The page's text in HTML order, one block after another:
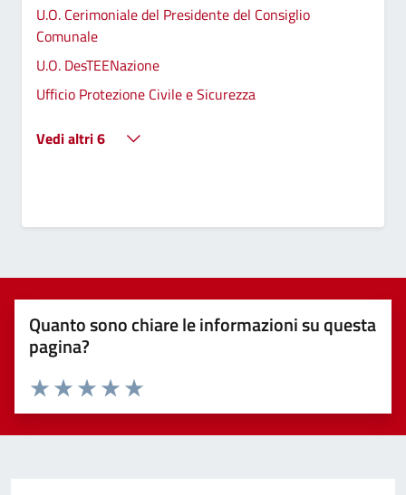
U.O. Cerimoniale del Presidente del Consiglio
Comunale
U.O. DesTEENazione
Ufficio Protezione Civile e Sicurezza
Vedi altri 6
Quanto sono chiare le informazioni su questa
pagina?
Valuta 5 stelle su 5
Valuta 4 stelle su 5
Valuta 3 stelle su 5
Valuta 2 stelle su 5
Valuta 1 stelle su 5